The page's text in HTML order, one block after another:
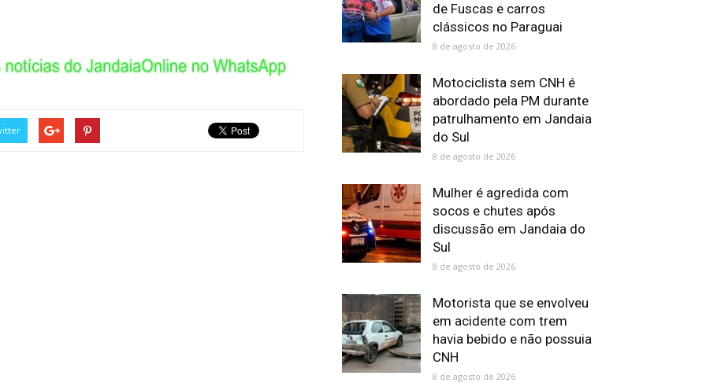
de Fuscas e carros
clássicos no Paraguai
8 de agosto de 2026
Motociclista sem CNH é
abordado pela PM durante
patrulhamento em Jandaia
do Sul
8 de agosto de 2026
Mulher é agredida com
socos e chutes após
discussão em Jandaia do
Sul
8 de agosto de 2026
Motorista que se envolveu
em acidente com trem
havia bebido e não possuia
CNH
8 de agosto de 2026